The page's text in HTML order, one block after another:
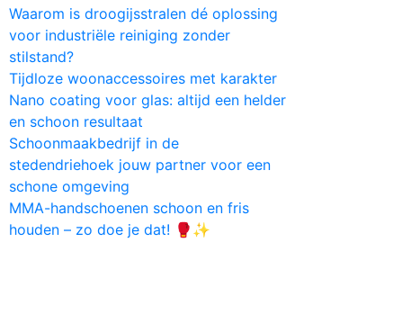
Waarom is droogijsstralen dé oplossing
voor industriële reiniging zonder
stilstand?
Tijdloze woonaccessoires met karakter
Nano coating voor glas: altijd een helder
en schoon resultaat
Schoonmaakbedrijf in de
stedendriehoek jouw partner voor een
schone omgeving
MMA-handschoenen schoon en fris
houden – zo doe je dat! 🥊✨